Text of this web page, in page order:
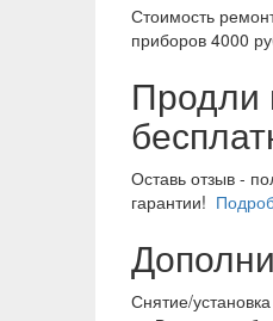
Стоимость
приборов 4000
Продли
Оставь отзыв -
гарантии!
Снятие/